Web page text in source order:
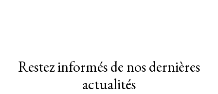
Restez informés de nos dernières
actualités